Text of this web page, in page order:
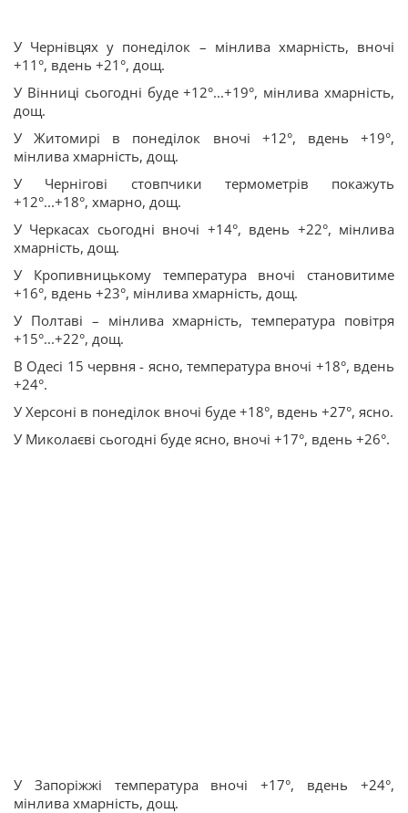
У Чернівцях у понеділок – мінлива хмарність, вночі
+11°, вдень +21°, дощ.
У Вінниці сьогодні буде +12°...+19°, мінлива хмарність,
дощ.
У Житомирі в понеділок вночі +12°, вдень +19°,
мінлива хмарність, дощ.
У Чернігові стовпчики термометрів покажуть
+12°...+18°, хмарно, дощ.
У Черкасах сьогодні вночі +14°, вдень +22°, мінлива
хмарність, дощ.
У Кропивницькому температура вночі становитиме
+16°, вдень +23°, мінлива хмарність, дощ.
У Полтаві – мінлива хмарність, температура повітря
+15°...+22°, дощ.
В Одесі 15 червня - ясно, температура вночі +18°, вдень
+24°.
У Херсоні в понеділок вночі буде +18°, вдень +27°, ясно.
У Миколаєві сьогодні буде ясно, вночі +17°, вдень +26°.
У Запоріжжі температура вночі +17°, вдень +24°,
мінлива хмарність, дощ.